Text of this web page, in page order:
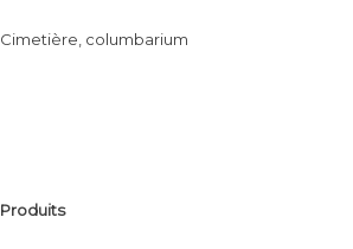
Cimetière, columbarium
Produits